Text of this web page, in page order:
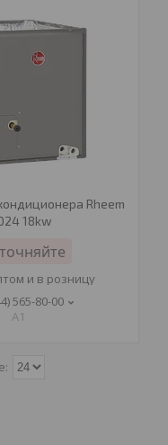
Rheem
18kw
и в розницу
565-80-00
A1